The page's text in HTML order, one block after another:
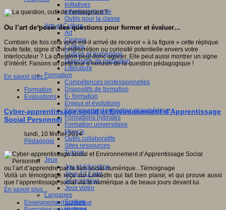
Initiatives
Interdisciplinarité
Outils pour la classe
Arts et Culture
Art
Cinéma
Culture
Culture et numérique
Dispositifs de médiation
Littérature
Formation
Compétences professionnelles
Dispositifs de formation
E- formation
Enjeux et évolutions
Enseignement supérieur et numérique
Formations hybrides
Formation universitaire
Mooc’s
Outils collaboratifs
Sites ressources
Tutorat
Jeux
Jeu et éducation
Jeux 4/12 ans
Jeux sérieux
Jeux vidéo
Langages
Ecriture
Ou l’art de poser des questions pour former et évaluer…
Combien de fois cela vous est-il arrivé de recevoir « à la figure » cette réplique
toute faite, signe d’une indiscrétion ou curiosité potentielle envers votre
interlocuteur ? La question peut donc agacer. Elle peut aussi montrer un signe
d’intérêt. Faisons un petit tour d’horizon de la question pédagogique !
En savoir plus...
Formation
Evaluations
Cyber-apprentissage social et Environnement d’Apprentissage
Social Personnel
lundi, 10 février 2014
Pédagogie
ou l’art d’apprendre par le lien social numérique...Témoignage
Voilà un témoignage reçu sur LinkedIn qui fait bien plaisir, et qui prouve aussi
que l’apprentissage social via le numérique a de beaux jours devant lui.
En savoir plus...
Enseignement supérieur